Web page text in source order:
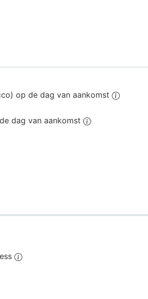
op de dag van aankomst
dag van aankomst